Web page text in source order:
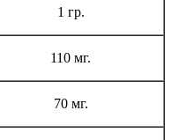
1 гр.
110 мг.
70 мг.